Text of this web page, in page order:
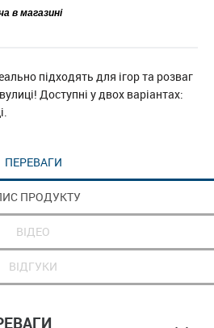
в магазині
підходять для ігор та розваг
Доступні у двох варіантах:
ПЕРЕВАГИ
ПРОДУКТУ
ВІДЕО
ВІДГУКИ